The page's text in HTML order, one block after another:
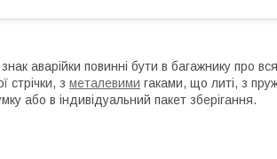
аварійки повинні бути в багажнику про
стрічки, з металевими гаками, що литі, з
або в індивідуальний пакет зберігання.